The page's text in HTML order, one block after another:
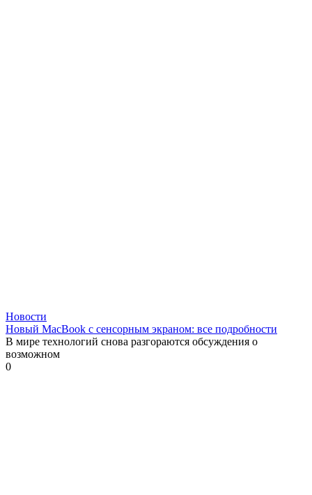
Новости
Новый MacBook с сенсорным экраном: все подробности
В мире технологий снова разгораются обсуждения о
возможном
0